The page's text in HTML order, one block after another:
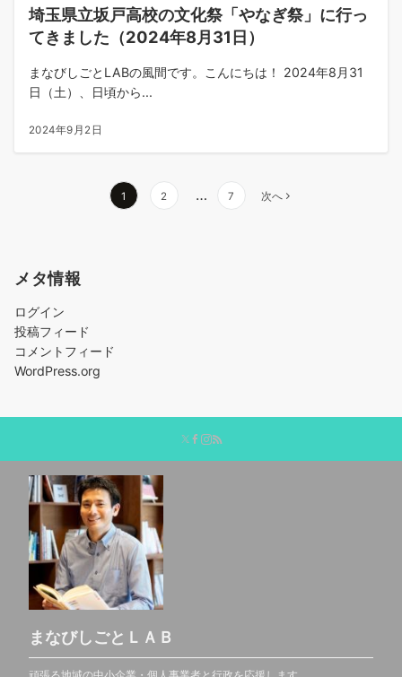
埼玉県立坂戸高校の文化祭「やなぎ祭」に行っ
てきました（2024年8月31日）
まなびしごとLABの風間です。こんにちは！ 2024年8月31
日（土）、日頃から...
2024年9月2日
ー
送
り
1 2 … 7 次へ
メタ情報
ログイン
投稿フィード
コメントフィード
WordPress.org
まなびしごとＬＡＢ